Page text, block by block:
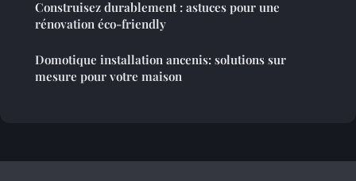
Construisez durablement : astuces pour une
rénovation éco-friendly
Domotique installation ancenis: solutions sur
mesure pour votre maison